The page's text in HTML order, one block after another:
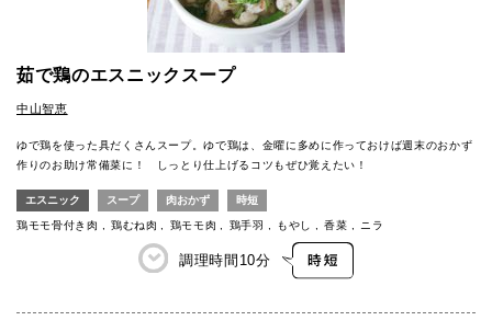
茹で鶏のエスニックスープ
中山智恵
ゆで鶏を使った具だくさんスープ。ゆで鶏は、金曜に多めに作っておけば週末のおかず
作りのお助け常備菜に！ しっとり仕上げるコツもぜひ覚えたい！
エスニック スープ 肉おかず 時短
鶏モモ骨付き肉 鶏むね肉 鶏モモ肉 鶏手羽 もやし 香菜 ニラ
調理時間 10分